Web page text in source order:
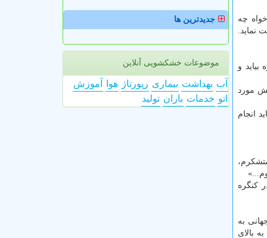
چه
نماید.
بیاید و
مورد
انجام
متشكرم،
تا در ژوئن ۱۹۸۸ هانسن باردیگر در كنگره
جهانی به
بالای
جدیدترین ها
موضوعات خشکشویی آنلاین
آب بهداشت بیماری رپورتاژ هوا
آموزش
اتو خدمات باران تولید